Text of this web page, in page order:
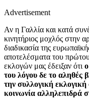
Advertisement
Αν η Γαλλία και κατά
κινητήριος μοχλός στην
διαδικασία της
αποτελέσματα του
εκλογών μας έδειξαν ότι
του λόγου δε το αληθές
την συλλογική
κοινωνία αλληλεπιδρά